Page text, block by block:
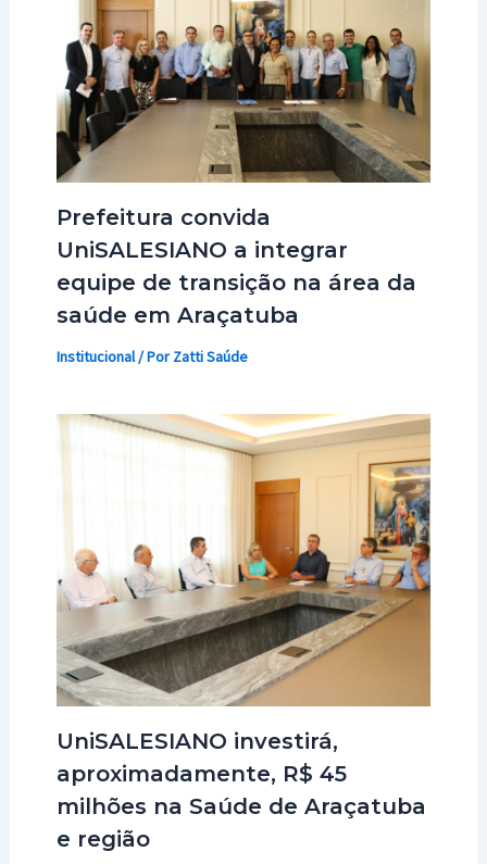
Prefeitura convida
UniSALESIANO a integrar
equipe de transição na área da
saúde em Araçatuba
Institucional/ PorZatti Saúde
UniSALESIANO investirá,
aproximadamente, R$ 45
milhões na Saúde de Araçatuba
e região